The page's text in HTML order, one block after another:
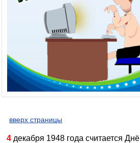
вверх страницы
4 декабря 1948 года считается Днём рождения